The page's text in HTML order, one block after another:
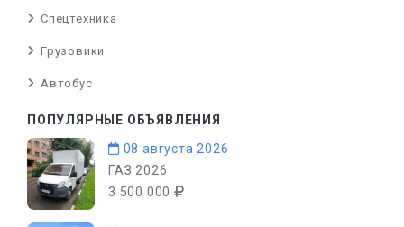
Спецтехника
Грузовики
Автобус
ПОПУЛЯРНЫЕ ОБЪЯВЛЕНИЯ
08 августа 2026
ГАЗ 2026
3 500 000